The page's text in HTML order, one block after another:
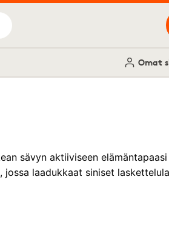
Omat
sävyn aktiiviseen
laadukkaat siniset